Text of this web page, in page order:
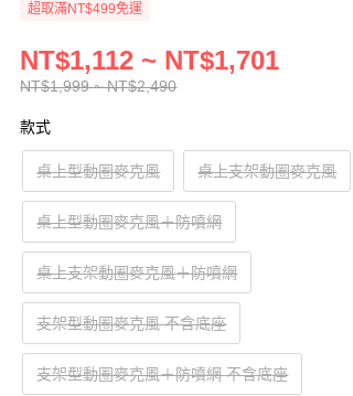
超取滿NT$499免運
NT$1,999 ~ NT$2,490
NT$1,112 ~ NT$1,701
款式
桌上型動圈麥克風 桌上支架動圈麥克風
桌上型動圈麥克風＋防噴網
桌上支架動圈麥克風＋防噴網
支架型動圈麥克風 不含底座
支架型動圈麥克風＋防噴網 不含底座